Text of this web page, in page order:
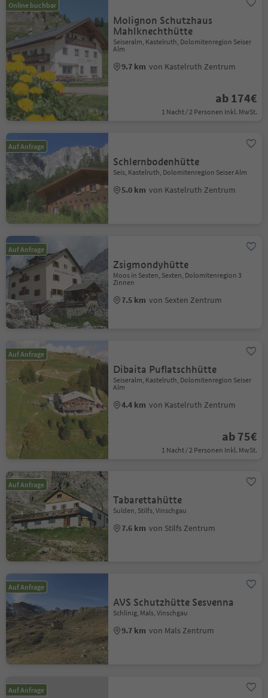
Online buchbar
Molignon Schutzhaus
Mahlknechthütte
Seiseralm, Kastelruth, Dolomitenregion Seiser
Alm
9.7 km von Kastelruth Zentrum
ab 174€
1 Nacht / 2 Personen Inkl. MwSt.
Auf Anfrage
Schlernbodenhütte
Seis, Kastelruth, Dolomitenregion Seiser Alm
5.0 km von Kastelruth Zentrum
Auf Anfrage
Zsigmondyhütte
Moos in Sexten, Sexten, Dolomitenregion 3
Zinnen
7.5 km von Sexten Zentrum
Auf Anfrage
Dibaita Puflatschhütte
Seiseralm, Kastelruth, Dolomitenregion Seiser
Alm
4.4 km von Kastelruth Zentrum
ab 75€
1 Nacht / 2 Personen Inkl. MwSt.
Auf Anfrage
Tabarettahütte
Sulden, Stilfs, Vinschgau
7.6 km von Stilfs Zentrum
Auf Anfrage
AVS Schutzhütte Sesvenna
Schlinig, Mals, Vinschgau
9.7 km von Mals Zentrum
Auf Anfrage